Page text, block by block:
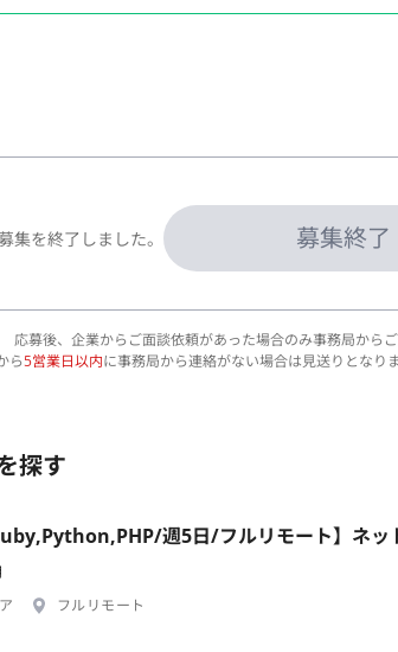
集を終了しました。 募集終了
応募後、企業からご面談依頼があった場合のみ事務局からご
ら5営業日以内に事務局から連絡がない場合は見送りとなり
探す
週5日/フルリモート】ネッ
フルリモート